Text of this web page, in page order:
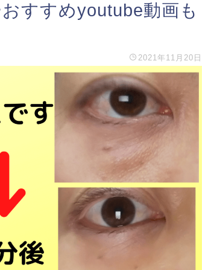
すすめyoutube動画も
2021年11月20日